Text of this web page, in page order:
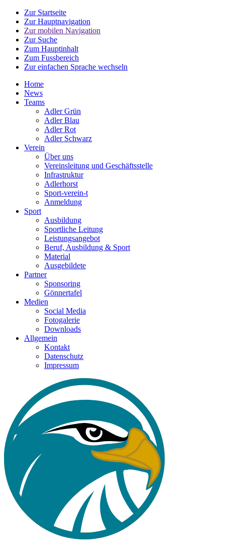
Zur Startseite
Zur Hauptnavigation
Zur mobilen Navigation
Zur Suche
Zum Hauptinhalt
Zum Fussbereich
Zur einfachen Sprache wechseln
Home
News
Teams
Adler Grün
Adler Blau
Adler Rot
Adler Schwarz
Verein
Über uns
Vereinsleitung und Geschäftsstelle
Infrastruktur
Adlerhorst
Sport-verein-t
Anmeldung
Sport
Ausbildung
Sportliche Leitung
Leistungsangebot
Beruf, Ausbildung & Sport
Material
Ausgebildete
Partner
Sponsoring
Gönnertafel
Medien
Social Media
Fotogalerie
Downloads
Allgemein
Kontakt
Datenschutz
Impressum